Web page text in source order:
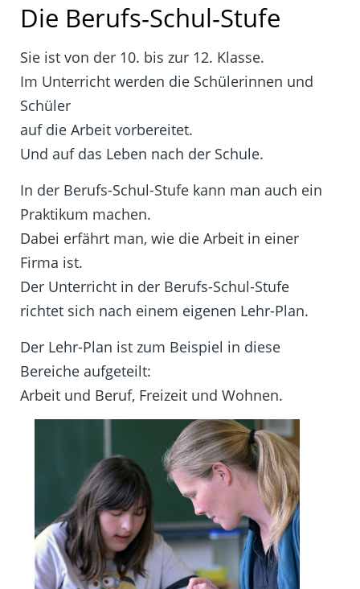
Die Berufs-Schul-Stufe
Sie ist von der 10. bis zur 12. Klasse.
Im Unterricht werden die Schülerinnen und
Schüler
auf die Arbeit vorbereitet.
Und auf das Leben nach der Schule.
In der Berufs-Schul-Stufe kann man auch ein
Praktikum machen.
Dabei erfährt man, wie die Arbeit in einer
Firma ist.
Der Unterricht in der Berufs-Schul-Stufe
richtet sich nach einem eigenen Lehr-Plan.
Der Lehr-Plan ist zum Beispiel in diese
Bereiche aufgeteilt:
Arbeit und Beruf, Freizeit und Wohnen.